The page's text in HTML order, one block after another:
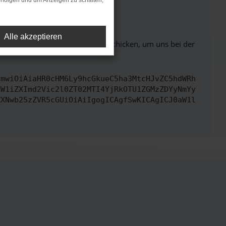
unterstützt werden.
Du kannst uns diesen Text schicken, um uns bei der
Alle akzeptieren